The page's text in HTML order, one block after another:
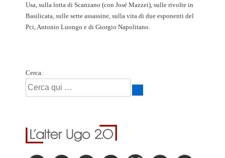
Usa, sulla lotta di Scanzano (con José Mazzei), sulle rivolte in
Basilicata, sulle sette assassine, sulla vita di due esponenti del
Pci, Antonio Luongo e di Giorgio Napolitano.
Cerca: